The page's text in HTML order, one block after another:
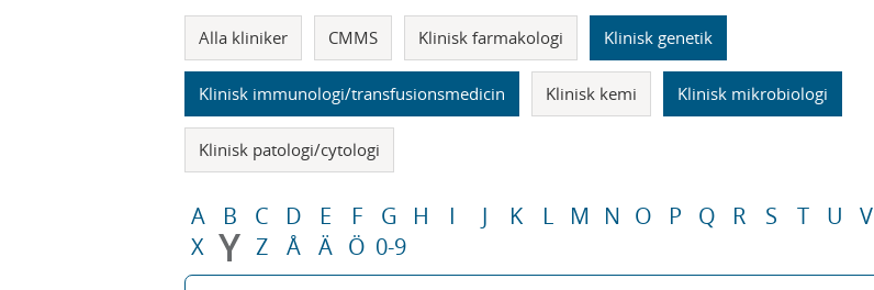
Alla kliniker CMMS Klinisk farmakologi Klinisk genetik
Klinisk immunologi/transfusionsmedicin Klinisk kemi Klinisk mikrobiologi
Klinisk patologi/cytologi
A B C D E F G H I J K L M N O P Q R S T U V
X Y Z Å Ä Ö 0-9